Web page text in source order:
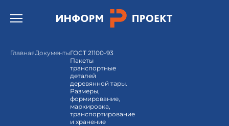
Открыть бургер меню.
ГлавнаяДокументыГОСТ 21100-93
Пакеты
транспортные
деталей
деревянной тары.
Размеры,
формирование,
маркировка,
транспортирование
и хранение